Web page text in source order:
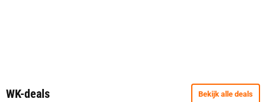
WK-deals Bekijk alle deals